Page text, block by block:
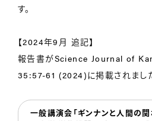
す。
【2024年9月 追記】
報告書がScience Journal of
35:57-61 (2024)に掲載されまし
一般講演会「ギンナンと人間の